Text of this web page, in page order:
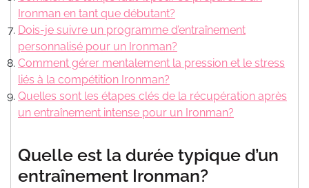
Ironman en tant que débutant?
Dois-je suivre un programme d’entraînement
personnalisé pour un Ironman?
Comment gérer mentalement la pression et le stress
liés à la compétition Ironman?
Quelles sont les étapes clés de la récupération après
un entraînement intense pour un Ironman?
Quelle est la durée typique d’un
entraînement Ironman?